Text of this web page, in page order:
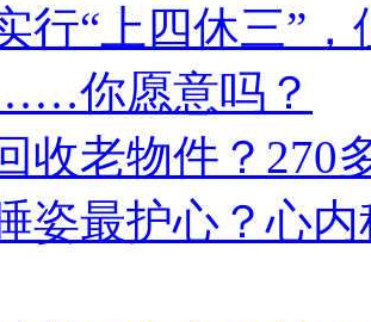
行“上四休三”
你愿意吗？
收老物件？270
姿最护心？心